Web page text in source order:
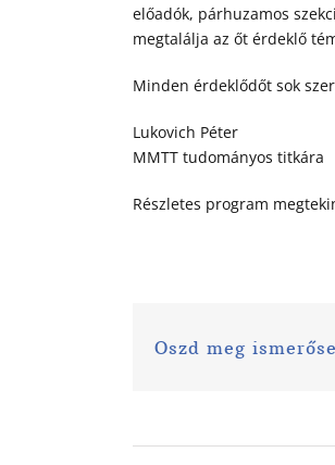
előadók, párhuzamos
megtalálja az őt érdeklő
Minden érdeklődőt sok
Lukovich Péter
MMTT tudományos titkára
Részletes program
Oszd meg